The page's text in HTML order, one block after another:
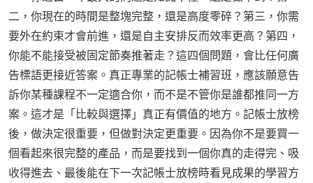
二，你現在的時間是整塊完整，還是高度零碎？第三，你需
要外在約束才會前進，還是自主安排反而效率更高？第四，
你能不能接受被固定節奏推著走？這四個問題，會比任何廣
告標語更接近答案。真正專業的記帳士補習班，應該願意告
訴你某種課程不一定適合你，而不是不管你是誰都推同一方
案。這才是「比較與選擇」真正有價值的地方。記帳士放榜
後，做決定很重要，但做對決定更重要。因為你不是要買一
個看起來很完整的產品，而是要找到一個你真的走得完、吸
收得進去、最後能在下一次記帳士放榜時看見成果的學習方